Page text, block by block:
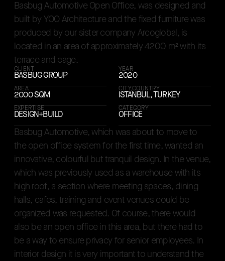
Basbug Automotive Open Office, was designed and
built by YOO Architecture and the fixed furniture was
produced by our sister company Arcogoba , is
ocated in an area of approximatey 4200 m² with its
terrace and cage.Basbug Automotive Open Office, was
CLIENT
BASBUG GROUP
AREA
2000 SQM
EXPERTISE
DESIGN+BUILD
YEAR
2020
CITY,COUNTRY
ISTANBUL, TURKEY
CATEGORY
OFFICE
Basbug Automotive, which was about to move to
the open office system for the first time, wanted an
innovative, colourfu but tranqui design. n the venue,
which was previously used as a warehouse with its
high roof, a section where meeting spaces, dining
ha s, cafes, training and event venues cou d be
organized was requested. Of course, there wou d
a so be an open office in this area, but there had to
be a way to ensure privacy for senior emp oyees. n
interior design it is very important to understand the